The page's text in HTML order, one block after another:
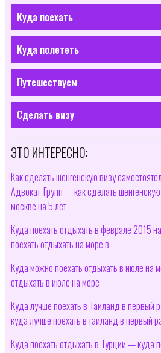
Куда поехать
Куда полететь
Путешествуем
Сделать визу
ЭТО ИНТЕРЕСНО:
Как сделать шенгенскую визу
Адвокат-Групп — как сделать
москве на 5 лет
Куда поехать отдыхать в феврале 2015
поехать отдыхать на море в
Куда можно поехать отдыхать в июле на
отдыхать в июле на море
Куда лучше поехать в Таиланд в
куда лучше поехать в таиланд в первый
Куда поехать отдыхать в Турции — куда